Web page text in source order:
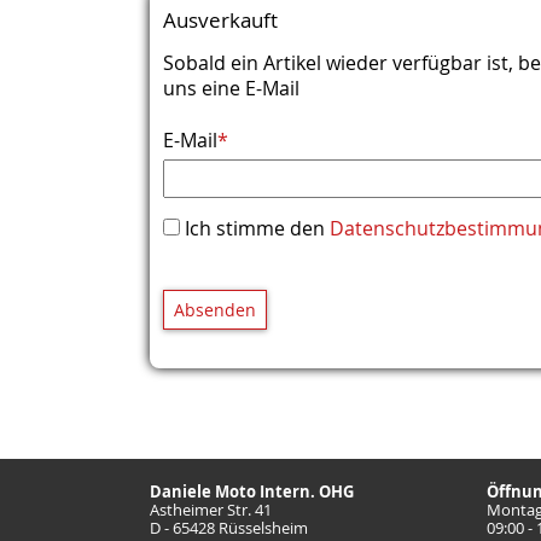
Ausverkauft
Sobald ein Artikel wieder verfügbar ist,
uns eine E-Mail
Pflichtfeld
E-Mail*
Ich stimme den
Absenden
Daniele Moto Intern. OHG
Astheimer Str. 41
D - 65428 Rüsselsheim
09:00 -